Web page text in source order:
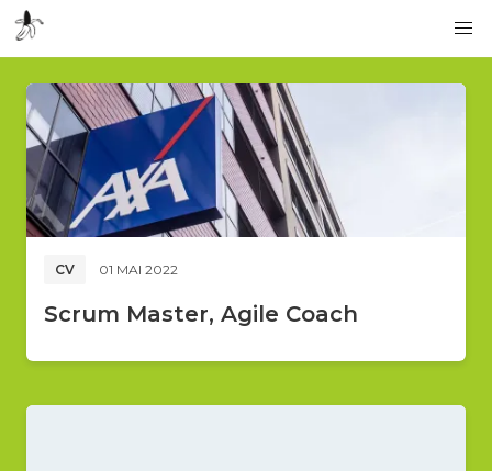
CV 01 MAI 2022
Scrum Master, Agile Coach